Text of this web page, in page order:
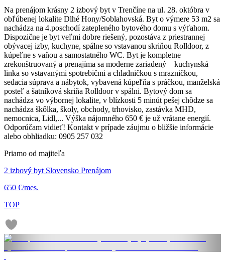
Na prenájom krásny 2 izbový byt v Trenčíne na ul. 28. októbra v
obľúbenej lokalite Dlhé Hony/Soblahovská. Byt o výmere 53 m2 sa
nachádza na 4.poschodí zatepleného bytového domu s výťahom.
Dispozične je byt veľmi dobre riešený, pozostáva z priestrannej
obývacej izby, kuchyne, spálne so vstavanou skriňou Rolldoor, z
kúpeľne s vaňou a samostatného WC. Byt je kompletne
zrekonštruovaný a prenajíma sa moderne zariadený – kuchynská
linka so vstavanými spotrebičmi a chladničkou s mrazničkou,
sedacia súprava a nábytok, vybavená kúpeľňa s práčkou, manželská
posteľ a šatníková skriňa Rolldoor v spálni. Bytový dom sa
nachádza vo výbornej lokalite, v blízkosti 5 minút pešej chôdze sa
nachádza škôlka, školy, obchody, trhovisko, zastávka MHD,
nemocnica, Lidl,... Výška nájomného 650 € je už vrátane energií.
Odporúčam vidieť! Kontakt v prípade záujmu o bližšie informácie
alebo obhliadku: 0905 257 032
Priamo od majiteľa
2 izbový byt Slovensko Prenájom
650 €/mes.
TOP